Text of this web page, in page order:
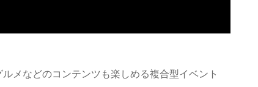
などのコンテンツも楽しめる複合型イベント